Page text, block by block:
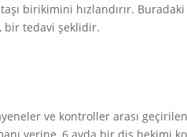
birikimini hızlandırır.
bir tedavi şeklidir.
ve kontroller arası